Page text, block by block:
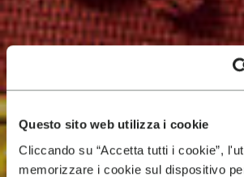
Questo sito web utilizza i cookie
Cliccando su “Accetta tutti i cookie”,
memorizzare i cookie sul dispositivo